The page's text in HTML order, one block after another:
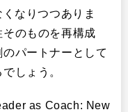
なりつつありま
のものを再構成
パートナーとして
しょう。
as Coach: New